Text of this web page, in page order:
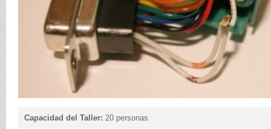
Capacidad del Taller: 20 personas